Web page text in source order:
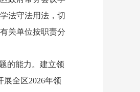
法守法用法，切
关单位按职责分
的能力。建立领
全区2026年领